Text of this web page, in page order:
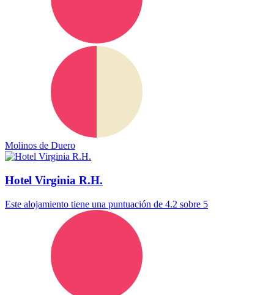
Molinos de Duero
Hotel Virginia R.H.
Este alojamiento tiene una puntuación de 4.2 sobre 5